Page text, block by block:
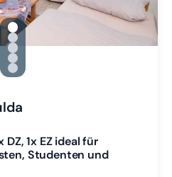
gallery.slide_selector
Zu Slide 1 wechseln
Zu Slide 2 wechseln
Zu Slide 3 wechseln
Zu Slide 4 wechseln
Zu Slide 5 wechseln
DZ, 1x EZ ideal für
Studenten und